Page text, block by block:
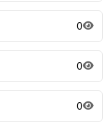
0
0
0